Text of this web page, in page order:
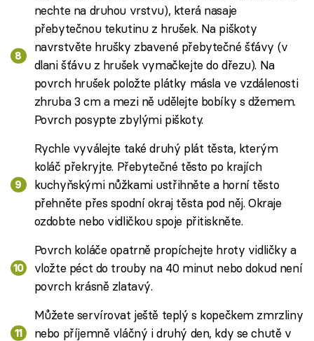
nechte na druhou vrstvu), která nasaje
přebytečnou tekutinu z hrušek. Na piškoty
navrstvěte hrušky zbavené přebytečné šťávy (v
dlani šťávu z hrušek vymačkejte do dřezu). Na
povrch hrušek položte plátky másla ve vzdálenosti
zhruba 3 cm a mezi ně udělejte bobíky s džemem.
Povrch posypte zbylými piškoty.
Rychle vyválejte také druhý plát těsta, kterým
koláč překryjte. Přebytečné těsto po krajích
kuchyňskými nůžkami ustřihněte a horní těsto
přehněte přes spodní okraj těsta pod něj. Okraje
ozdobte nebo vidličkou spoje přitiskněte.
Povrch koláče opatrně propíchejte hroty vidličky a
vložte péct do trouby na 40 minut nebo dokud není
povrch krásně zlatavý.
Můžete servírovat ještě teplý s kopečkem zmrzliny
nebo příjemně vláčný i druhý den, kdy se chutě v